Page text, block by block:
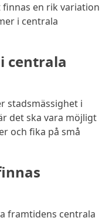
en rik variation
i centrala
centrala
stadsmässighet i
det ska vara möjligt
och fika på små
framtidens centrala